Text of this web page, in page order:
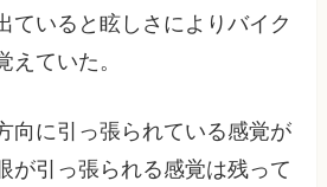
ていると眩しさによりバイク
えていた。
向に引っ張られている感覚が
が引っ張られる感覚は残って